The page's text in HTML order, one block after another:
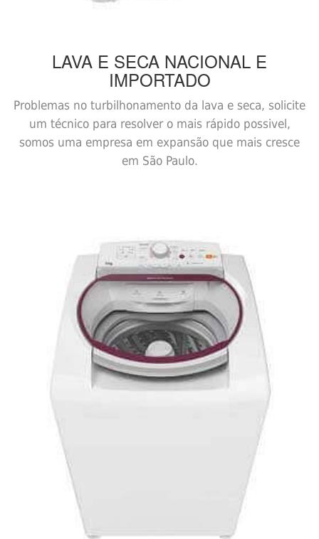
LAVA E SECA NACIONAL E
IMPORTADO
Problemas no turbilhonamento da lava e seca, solicite
um técnico para resolver o mais rápido possivel,
somos uma empresa em expansão que mais cresce
em São Paulo.